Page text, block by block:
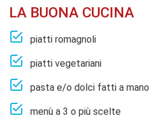
LA BUONA CUCINA
piatti romagnoli
piatti vegetariani
pasta e/o dolci fatti a mano
menù a 3 o più scelte